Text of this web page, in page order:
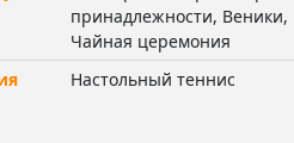
принадлежности,
Чайная церемония
Настольный теннис